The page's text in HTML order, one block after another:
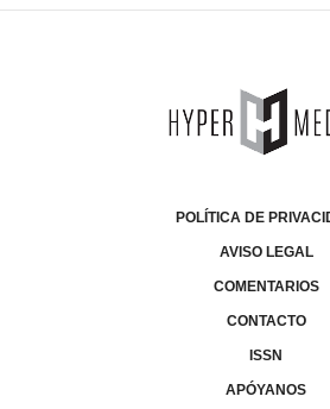
POLÍTICA DE
AVISO LEGAL
COMENTARIOS
CONTACTO
ISSN
APÓYANOS